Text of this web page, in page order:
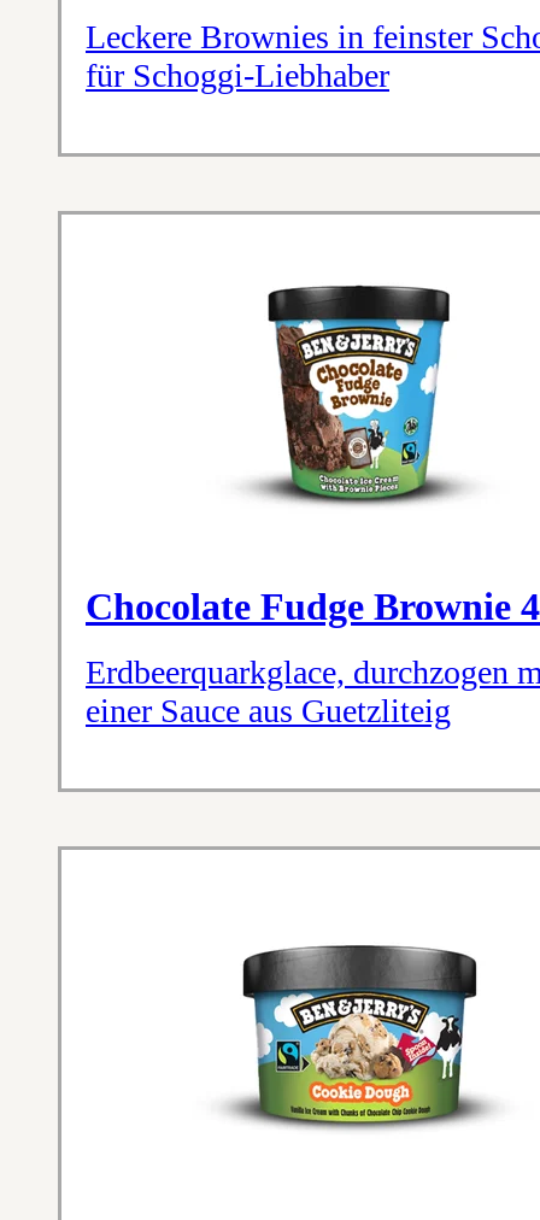
Leckere Brownies in feinster
für Schoggi-Liebhaber
Chocolate Fudge Brownie
Erdbeerquarkglace, durchzogen
einer Sauce aus Guetzliteig